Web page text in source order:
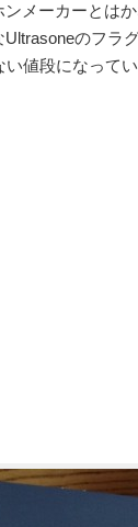
メーカーとは
のフラ
値段になってい